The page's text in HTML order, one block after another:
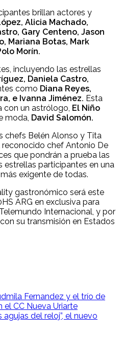
brillan actores y
Alicia Machado,
Gary Centeno, Jason
Mariana Botas, Mark
Morín.
incluyendo las estrellas
Daniela Castro,
como Diana Reyes,
e Ivanna Jiménez. Esta
un astrólogo, El Niño
moda, David Salomón.
chefs Belén Alonso y Tita
reconocido chef Antonio De
que pondrán a prueba las
estrellas participantes en una
exigente de todas.
gastronómico será este
ARG en exclusiva para
Internacional, y por
su transmisión en Estados
Fernandez y el trío de
el CC Nueva Uriarte
agujas del reloj”, el nuevo